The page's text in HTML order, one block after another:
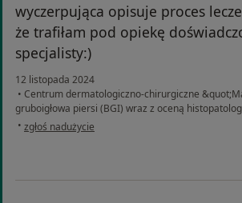
wyczerpująca opisuje proces
że trafiłam pod opiekę
specjalisty:)
12 listopada 2024
• Centrum dermatologiczno-chirurgiczne
gruboigłowa piersi (BGI) wraz z oceną
• w opinii użytkownika Paulina
zgłoś nadużycie